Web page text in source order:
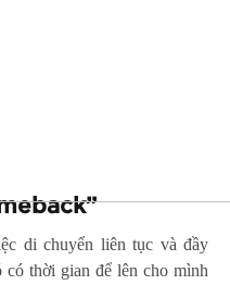
di chuyển liên tục và đầy
có thời gian để lên cho mình